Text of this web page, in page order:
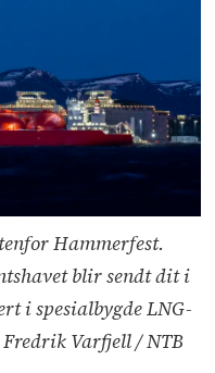
Hammerfest.
blir sendt dit i
i spesialbygde LNG-
Varfjell / NTB